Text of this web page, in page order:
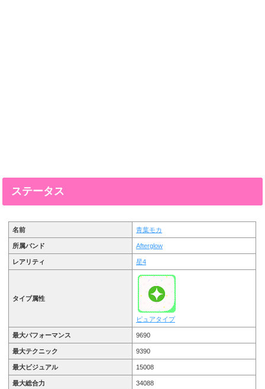
ステータス
名前 青葉モカ
所属バンド Afterglow
レアリティ 星4
タイプ属性
ピュアタイプ
最大パフォーマンス 9690
最大テクニック 9390
最大ビジュアル 15008
最大総合力 34088